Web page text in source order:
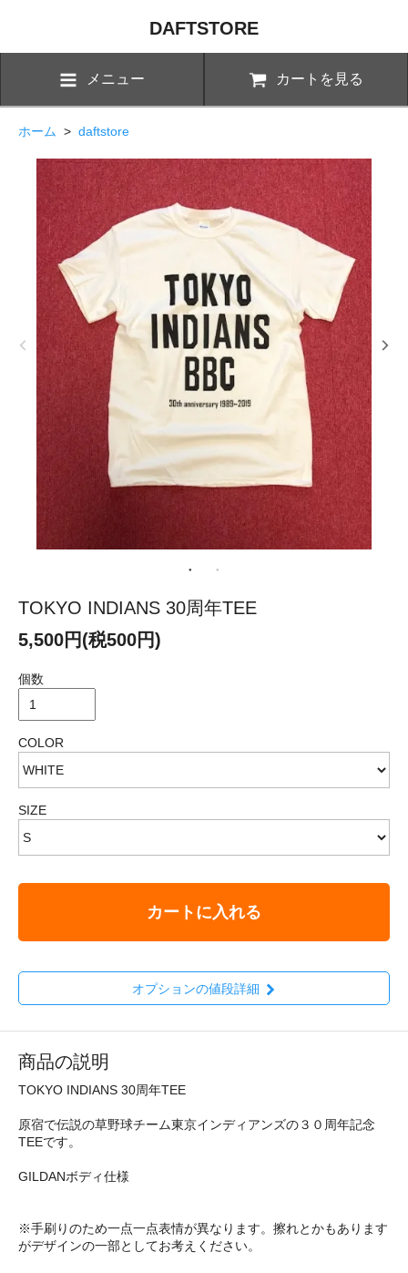
DAFTSTORE
メニュー カートを見る
ホーム > daftstore
TOKYO INDIANS 30周年TEE
5,500円(税500円)
個数
COLOR
SIZE
カートに入れる
オプションの値段詳細
商品の説明
TOKYO INDIANS 30周年TEE
原宿で伝説の草野球チーム東京インディアンズの３０周年記念
TEEです。
GILDANボディ仕様
※手刷りのため一点一点表情が異なります。擦れとかもあります
がデザインの一部としてお考えください。